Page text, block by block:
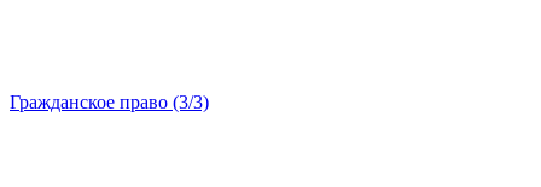
Гражданское право (3/3)